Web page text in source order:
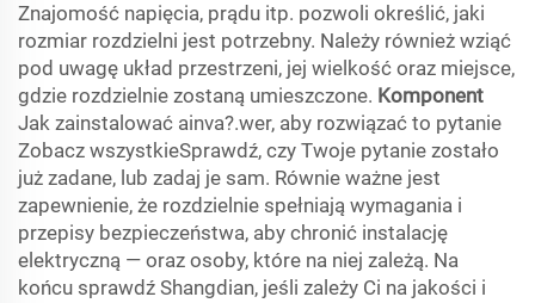
Znajomość napięcia, prądu itp. pozwoli określić, jaki
rozmiar rozdzielni jest potrzebny. Należy również wziąć
pod uwagę układ przestrzeni, jej wielkość oraz miejsce,
gdzie rozdzielnie zostaną umieszczone. Komponent
Jak zainstalować ainva?.wer, aby rozwiązać to pytanie
Zobacz wszystkieSprawdź, czy Twoje pytanie zostało
już zadane, lub zadaj je sam. Równie ważne jest
zapewnienie, że rozdzielnie spełniają wymagania i
przepisy bezpieczeństwa, aby chronić instalację
elektryczną — oraz osoby, które na niej zależą. Na
końcu sprawdź Shangdian, jeśli zależy Ci na jakości i